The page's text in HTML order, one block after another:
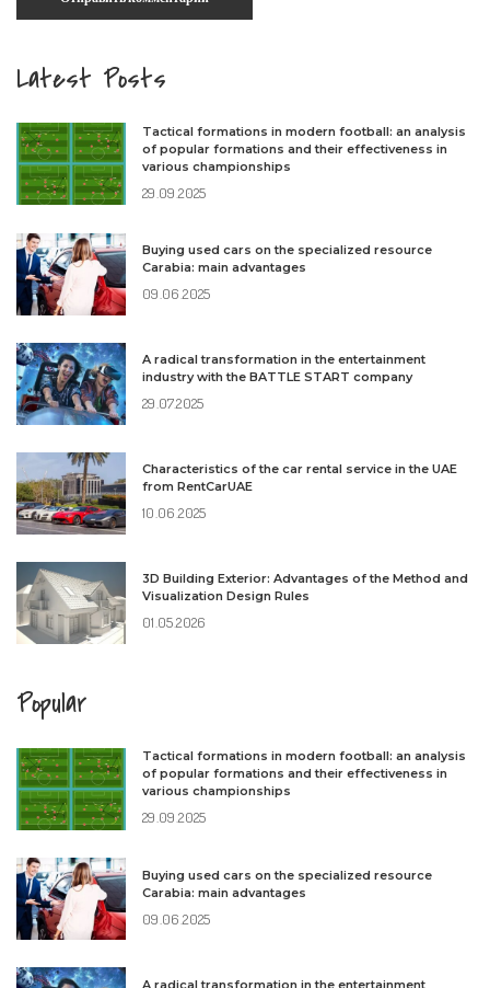
Latest Posts
Tactical formations in modern football: an analysis
of popular formations and their effectiveness in
various championships
29.09.2025
Buying used cars on the specialized resource
Carabia: main advantages
09.06.2025
A radical transformation in the entertainment
industry with the BATTLE START company
29.07.2025
Characteristics of the car rental service in the UAE
from RentCarUAE
10.06.2025
3D Building Exterior: Advantages of the Method and
Visualization Design Rules
01.05.2026
Popular
Tactical formations in modern football: an analysis
of popular formations and their effectiveness in
various championships
29.09.2025
Buying used cars on the specialized resource
Carabia: main advantages
09.06.2025
A radical transformation in the entertainment